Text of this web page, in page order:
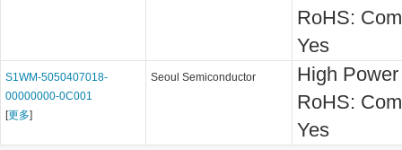
RoHS:
Yes
S1WM-5050407018-
00000000-0C001
[更多]
Seoul Semiconductor
High
RoHS:
Yes